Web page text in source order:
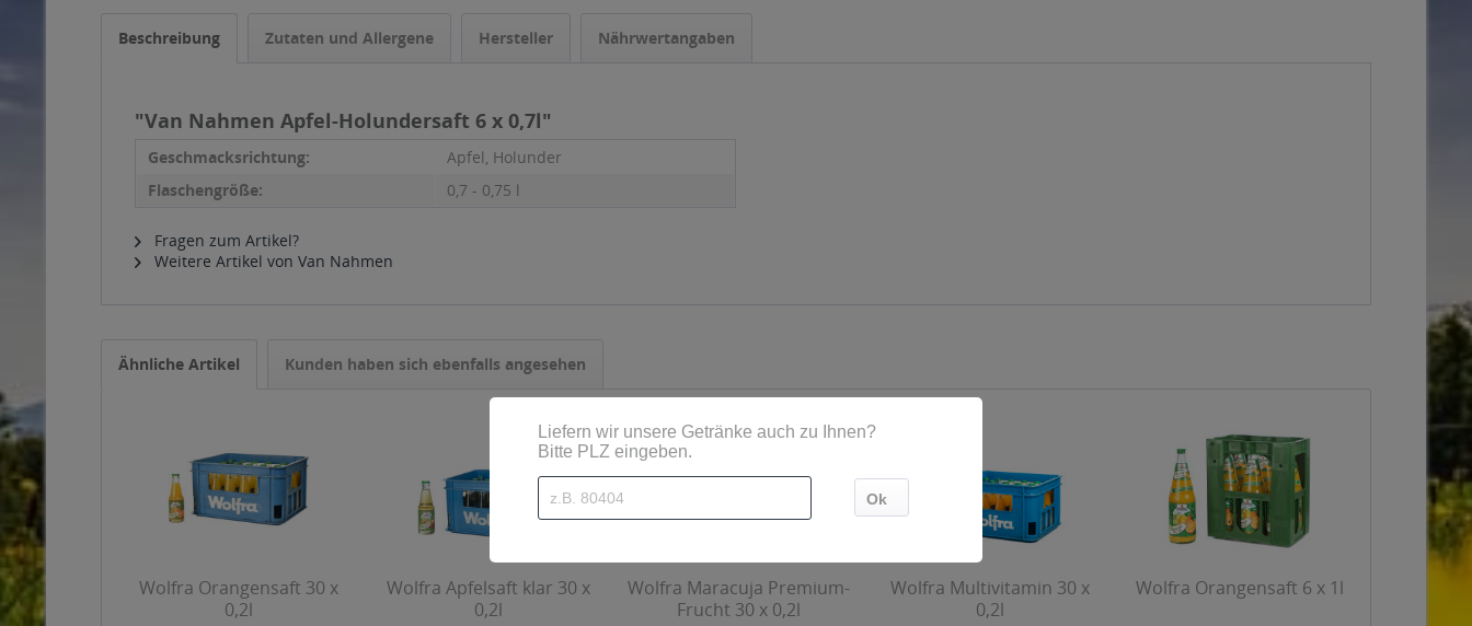
Beschreibung Zutaten und Allergene Hersteller Nährwertangaben
"Van Nahmen Apfel-Holundersaft 6 x 0,7l"
Geschmacksrichtung:
Apfel, Holunder
Flaschengröße:
0,7 - 0,75 l
Fragen zum Artikel?
Weitere Artikel von Van Nahmen
Ähnliche Artikel Kunden haben sich ebenfalls angesehen
Wolfra Orangensaft 30 x
0,2l
Wolfra Apfelsaft klar 30 x
0,2l
Wolfra Maracuja Premium-
Frucht 30 x 0,2l
Wolfra Multivitamin 30 x
0,2l
Wolfra Orangensaft 6 x 1l